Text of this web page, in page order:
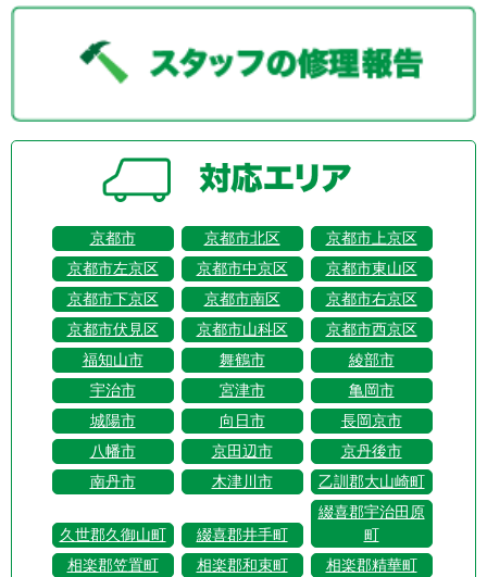
京都市 京都市北区
京都市上京区
京都市左京区
京都市中京区
京都市東山区
京都市下京区
京都市南区
京都市右京区
京都市伏見区
京都市山科区
京都市西京区
福知山市
舞鶴市
綾部市
宇治市
宮津市
亀岡市
城陽市
向日市
長岡京市
八幡市
京田辺市
京丹後市
南丹市
木津川市 乙訓郡大山崎町
久世郡久御山町 綴喜郡井手町
綴喜郡宇治田原
町
相楽郡笠置町
相楽郡和束町
相楽郡精華町